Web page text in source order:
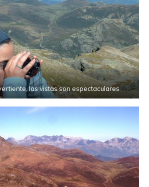
las vistas son espectaculares